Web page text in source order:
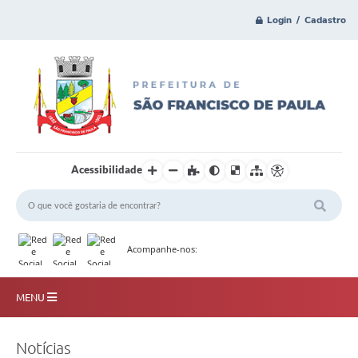
Login / Cadastro
Acessibilidade
Acompanhe-nos:
MENU
Notícias